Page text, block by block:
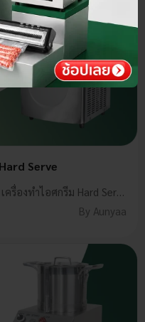
Serve
ใครที่ยังไม่มั่นใจในวิธีการทำงานของ เครื่องทำไอศกรีม Hard Serve (HSIC) ไม่ต้องกังวล! วันนี้เรามี Tip ขั้นตอนการทำงานแบบเข้าใจง่าย ทำตามได้จริง ช่วยให้คุณใช้งานเครื่องได้อย่างมั่นใจ ลงทุนครั้งเดียว คุ้มค่าในระยะยาวแน่นอน
By Aunyaa